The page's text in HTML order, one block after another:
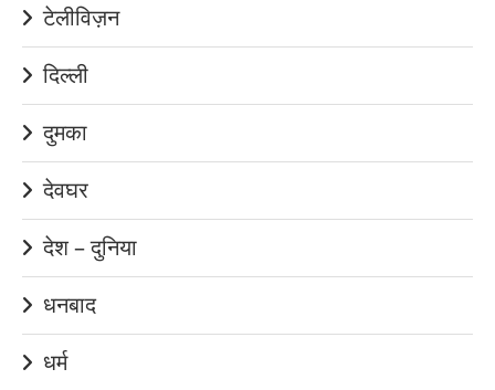
टेलीविज़न
दिल्ली
दुमका
देवघर
देश – दुनिया
धनबाद
धर्म